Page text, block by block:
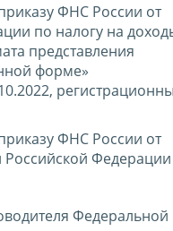
ФНС России от
по налогу на
представления
форме»
ФНС России от
Российской Федерации
Федеральной